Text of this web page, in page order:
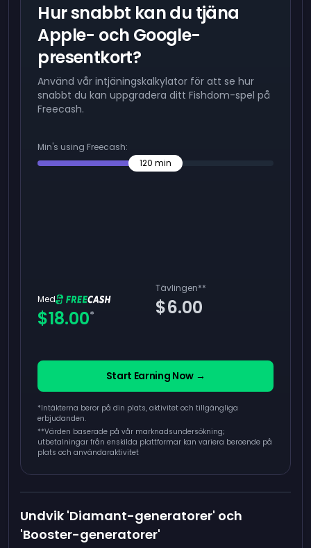
Hur snabbt kan du tjäna
Apple- och Google-
presentkort?
Använd vår intjäningskalkylator för att se hur
snabbt du kan uppgradera ditt Fishdom-spel på
Freecash.
Min's using Freecash:
120 min
Med
$18.00*
Tävlingen**
$6.00
Start Earning Now →
*Intäkterna beror på din plats, aktivitet och tillgängliga
erbjudanden.
**Värden baserade på vår marknadsundersökning;
utbetalningar från enskilda plattformar kan variera beroende på
plats och användaraktivitet
Undvik 'Diamant-generatorer' och
'Booster-generatorer'